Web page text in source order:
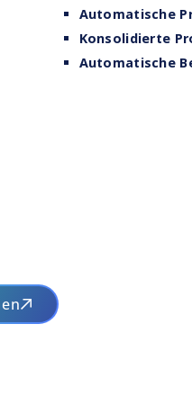
Automatische
Konsolidierte
Automatische